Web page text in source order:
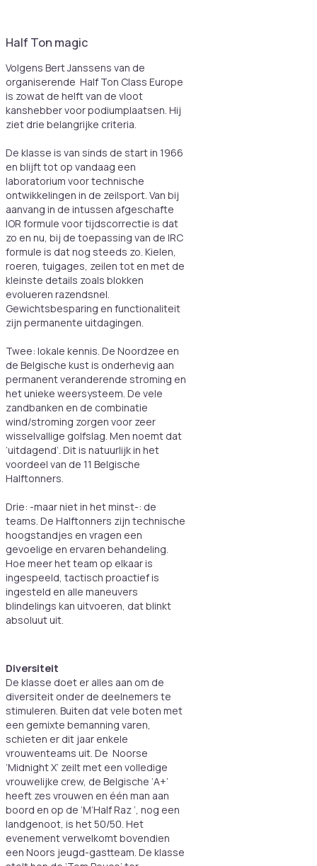
Half Ton magic
Volgens Bert Janssens van de
organiserende Half Ton Class Europe
is zowat de helft van de vloot
kanshebber voor podiumplaatsen. Hij
ziet drie belangrijke criteria.
De klasse is van sinds de start in 1966
en blijft tot op vandaag een
laboratorium voor technische
ontwikkelingen in de zeilsport. Van bij
aanvang in de intussen afgeschafte
IOR formule voor tijdscorrectie is dat
zo en nu, bij de toepassing van de IRC
formule is dat nog steeds zo. Kielen,
roeren, tuigages, zeilen tot en met de
kleinste details zoals blokken
evolueren razendsnel.
Gewichtsbesparing en functionaliteit
zijn permanente uitdagingen.
Twee: lokale kennis. De Noordzee en
de Belgische kust is onderhevig aan
permanent veranderende stroming en
het unieke weersysteem. De vele
zandbanken en de combinatie
wind/stroming zorgen voor zeer
wisselvallige golfslag. Men noemt dat
‘uitdagend’. Dit is natuurlijk in het
voordeel van de 11 Belgische
Halftonners.
Drie: -maar niet in het minst-: de
teams. De Halftonners zijn technische
hoogstandjes en vragen een
gevoelige en ervaren behandeling.
Hoe meer het team op elkaar is
ingespeeld, tactisch proactief is
ingesteld en alle maneuvers
blindelings kan uitvoeren, dat blinkt
absoluut uit.
Diversiteit
De klasse doet er alles aan om de
diversiteit onder de deelnemers te
stimuleren. Buiten dat vele boten met
een gemixte bemanning varen,
schieten er dit jaar enkele
vrouwenteams uit. De Noorse
‘Midnight X’ zeilt met een volledige
vrouwelijke crew, de Belgische ‘A+’
heeft zes vrouwen en één man aan
boord en op de ‘M’Half Raz ‘, nog een
landgenoot, is het 50/50. Het
evenement verwelkomt bovendien
een Noors jeugd-gastteam. De klasse